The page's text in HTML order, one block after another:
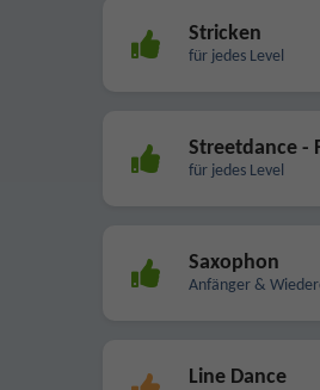
Stricken
für jedes Level
Streetdance -
für jedes Level
Saxophon
Anfänger &
Line Dance